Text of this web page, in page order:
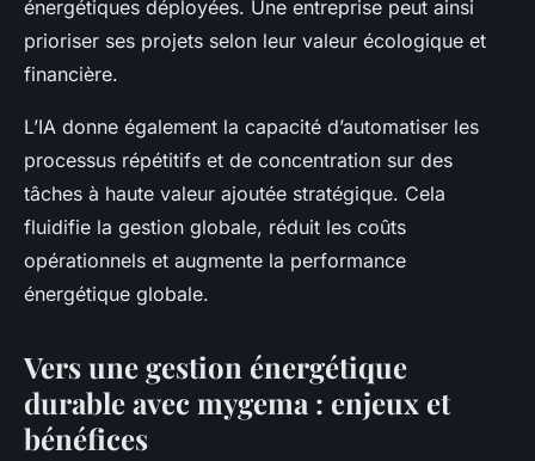
énergétiques déployées. Une entreprise peut ainsi
prioriser ses projets selon leur valeur écologique et
financière.
L’IA donne également la capacité d’automatiser les
processus répétitifs et de concentration sur des
tâches à haute valeur ajoutée stratégique. Cela
fluidifie la gestion globale, réduit les coûts
opérationnels et augmente la performance
énergétique globale.
Vers une gestion énergétique
durable avec mygema : enjeux et
bénéfices